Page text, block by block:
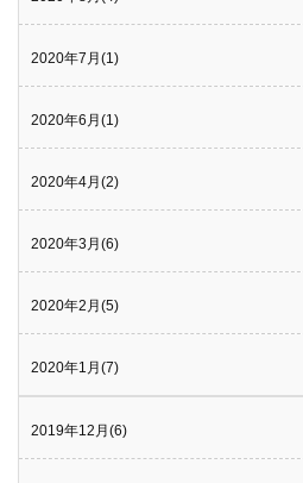
2020年7月(1)
2020年6月(1)
2020年4月(2)
2020年3月(6)
2020年2月(5)
2020年1月(7)
2019年12月(6)